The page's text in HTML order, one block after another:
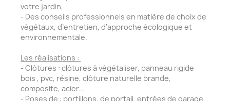
votre jardin,
- Des conseils professionnels en matière de choix de
végétaux, d’entretien, d’approche écologique et
environnementale.
Les réalisations :
-Clôtures : clôtures à végétaliser, panneau rigide
bois , pvc, résine, clôture naturelle brande,
composite, acier...
- Poses de : portillons, de portail, entrées de garage,